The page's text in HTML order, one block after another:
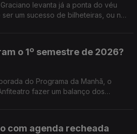
levanta já a ponta do véu
um sucesso de bilheteiras, ou não
o 1º semestre de 2026?
do Programa da Manhã, o
fazer um balanço dos
com agenda recheada